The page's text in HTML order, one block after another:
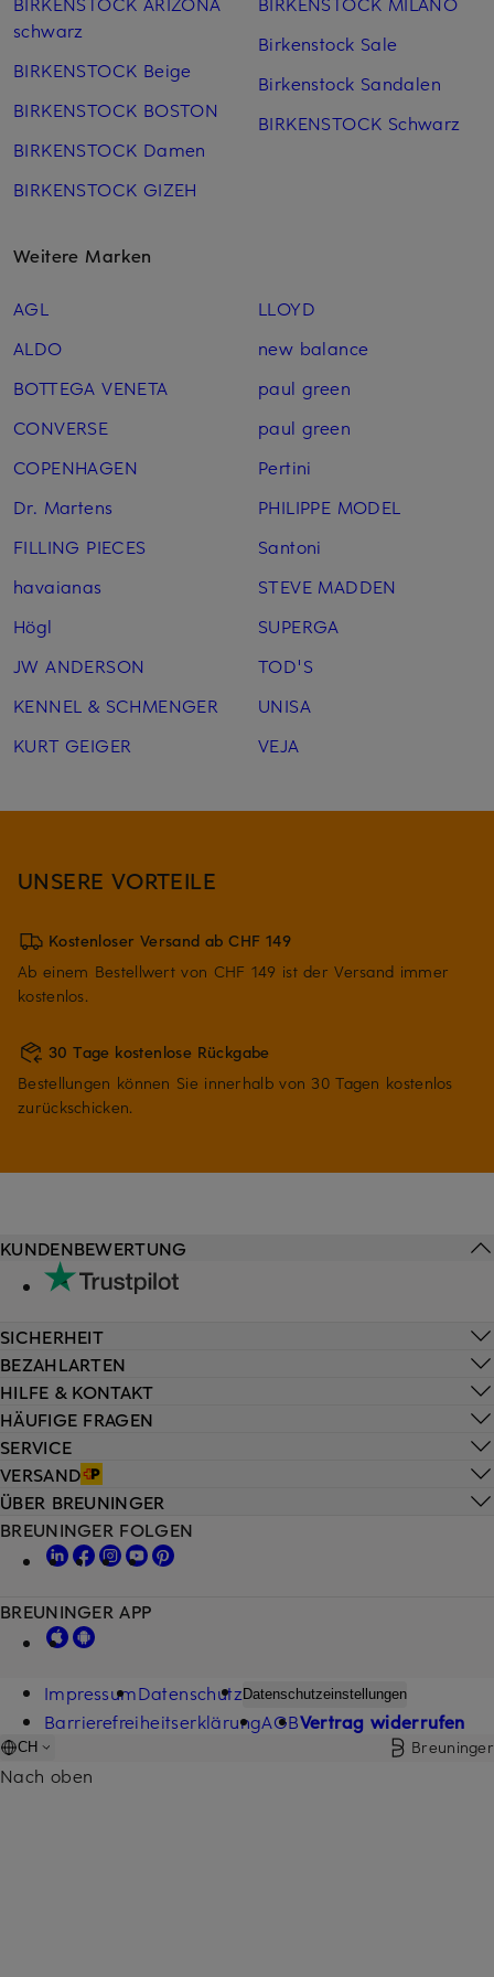
schwarz
BIRKENSTOCK Beige
BIRKENSTOCK BOSTON
BIRKENSTOCK Damen
BIRKENSTOCK GIZEH
Birkenstock Sale
Birkenstock Sandalen
BIRKENSTOCK Schwarz
Weitere Marken
AGL
ALDO
BOTTEGA VENETA
CONVERSE
COPENHAGEN
Dr. Martens
FILLING PIECES
havaianas
Högl
JW ANDERSON
KENNEL & SCHMENGER
KURT GEIGER
LLOYD
new balance
paul green
paul green
Pertini
PHILIPPE MODEL
Santoni
STEVE MADDEN
SUPERGA
TOD'S
UNISA
VEJA
UNSERE VORTEILE
Kostenloser Versand ab CHF 149
Ab einem Bestellwert von CHF 149 ist der Versand immer
kostenlos.
30 Tage kostenlose Rückgabe
Bestellungen können Sie innerhalb von 30 Tagen kostenlos
zurückschicken.
HILFE & KONTAKT
HÄUFIGE FRAGEN
SERVICE
VERSAND
KUNDENBEWERTUNG
SICHERHEIT
BEZAHLARTEN
ÜBER BREUNINGER
BREUNINGER FOLGEN
BREUNINGER APP
ImpressumDatenschutz Datenschutzeinstellungen
BarrierefreiheitserklärungAGBVertrag widerrufen
CH Breuninger
Nach oben